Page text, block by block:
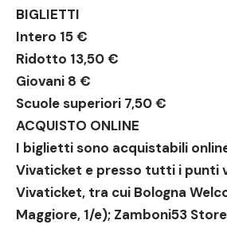
BIGLIETTI
Intero 15 €
Ridotto 13,50 €
Giovani 8 €
Scuole superiori 7,50 €
ACQUISTO ONLINE
I biglietti sono acquistabili
Vivaticket e presso tutti i punti
Vivaticket, tra cui Bologna
Maggiore, 1/e); Zamboni53